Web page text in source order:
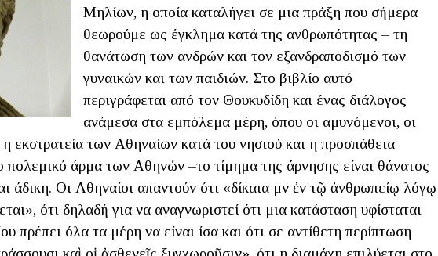
Μηλίων, η οποία καταλήγει σε μια πράξη που σήμερα
θεωρούμε ως έγκλημα κατά της ανθρωπότητας – τη
θανάτωση των ανδρών και τον εξανδραποδισμό των
γυναικών και των παιδιών. Στο βιβλίο αυτό
περιγράφεται από τον Θουκυδίδη και ένας διάλογος
ανάμεσα στα εμπόλεμα μέρη, όπου οι αμυνόμενοι, οι
εκστρατεία των Αθηναίων κατά του νησιού και η προσπάθεια
πολεμικό άρμα των Αθηνών –το τίμημα της άρνησης είναι θάνατος
άδικη. Οι Αθηναίοι απαντούν ότι «δίκαια μὲν ἐν τῷ ἀνθρωπείῳ λόγῳ
ότι δηλαδή για να αναγνωριστεί ότι μια κατάσταση υφίσταται
πρέπει όλα τα μέρη να είναι ίσα και ότι σε αντίθετη περίπτωση